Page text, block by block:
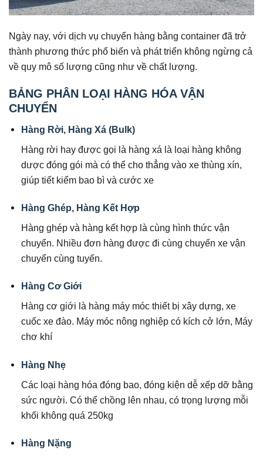
Ngày nay, với dịch vụ chuyển hàng bằng container đã trở
thành phương thức phổ biến và phát triển không ngừng cả
về quy mô số lượng cũng như về chất lượng.
BẢNG PHÂN LOẠI HÀNG HÓA VẬN
CHUYỂN
Hàng Rời, Hàng Xá (Bulk)
Hàng rời hay được gọi là hàng xá là loại hàng không
dược đóng gói mà có thể cho thẳng vào xe thùng xín,
giúp tiết kiểm bao bì và cước xe
Hàng Ghép, Hàng Kết Hợp
Hàng ghép và hàng kết hợp là cùng hình thức vận
chuyển. Nhiều đơn hàng được đi cùng chuyến xe vận
chuyển cùng tuyến.
Hàng Cơ Giới
Hàng cơ giới là hàng máy móc thiết bị xây dựng, xe
cuốc xe đào. Máy móc nông nghiệp có kích cở lớn, Máy
chơ khí
Hàng Nhẹ
Các loại hàng hóa đóng bao, đóng kiện dễ xếp dỡ bằng
sức người. Có thể chồng lên nhau, có trọng lượng mỗi
khối không quá 250kg
Hàng Nặng